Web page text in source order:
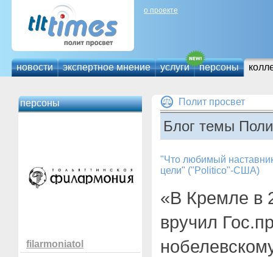
о проекте
новости экспертное мнение услуги персоны
персоны
filarmoniatol
Полит просвет
Блог темы
"Что любимый
цели" ("Politico"-США)
«В Кремле в
вручил